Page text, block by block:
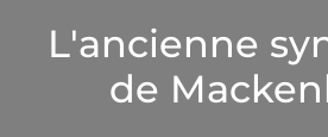
L'ancienne
de